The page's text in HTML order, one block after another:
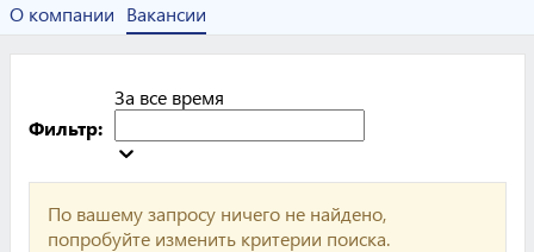
О компании Вакансии
Фильтр:
За все время
По вашему запросу ничего не найдено,
попробуйте изменить критерии поиска.